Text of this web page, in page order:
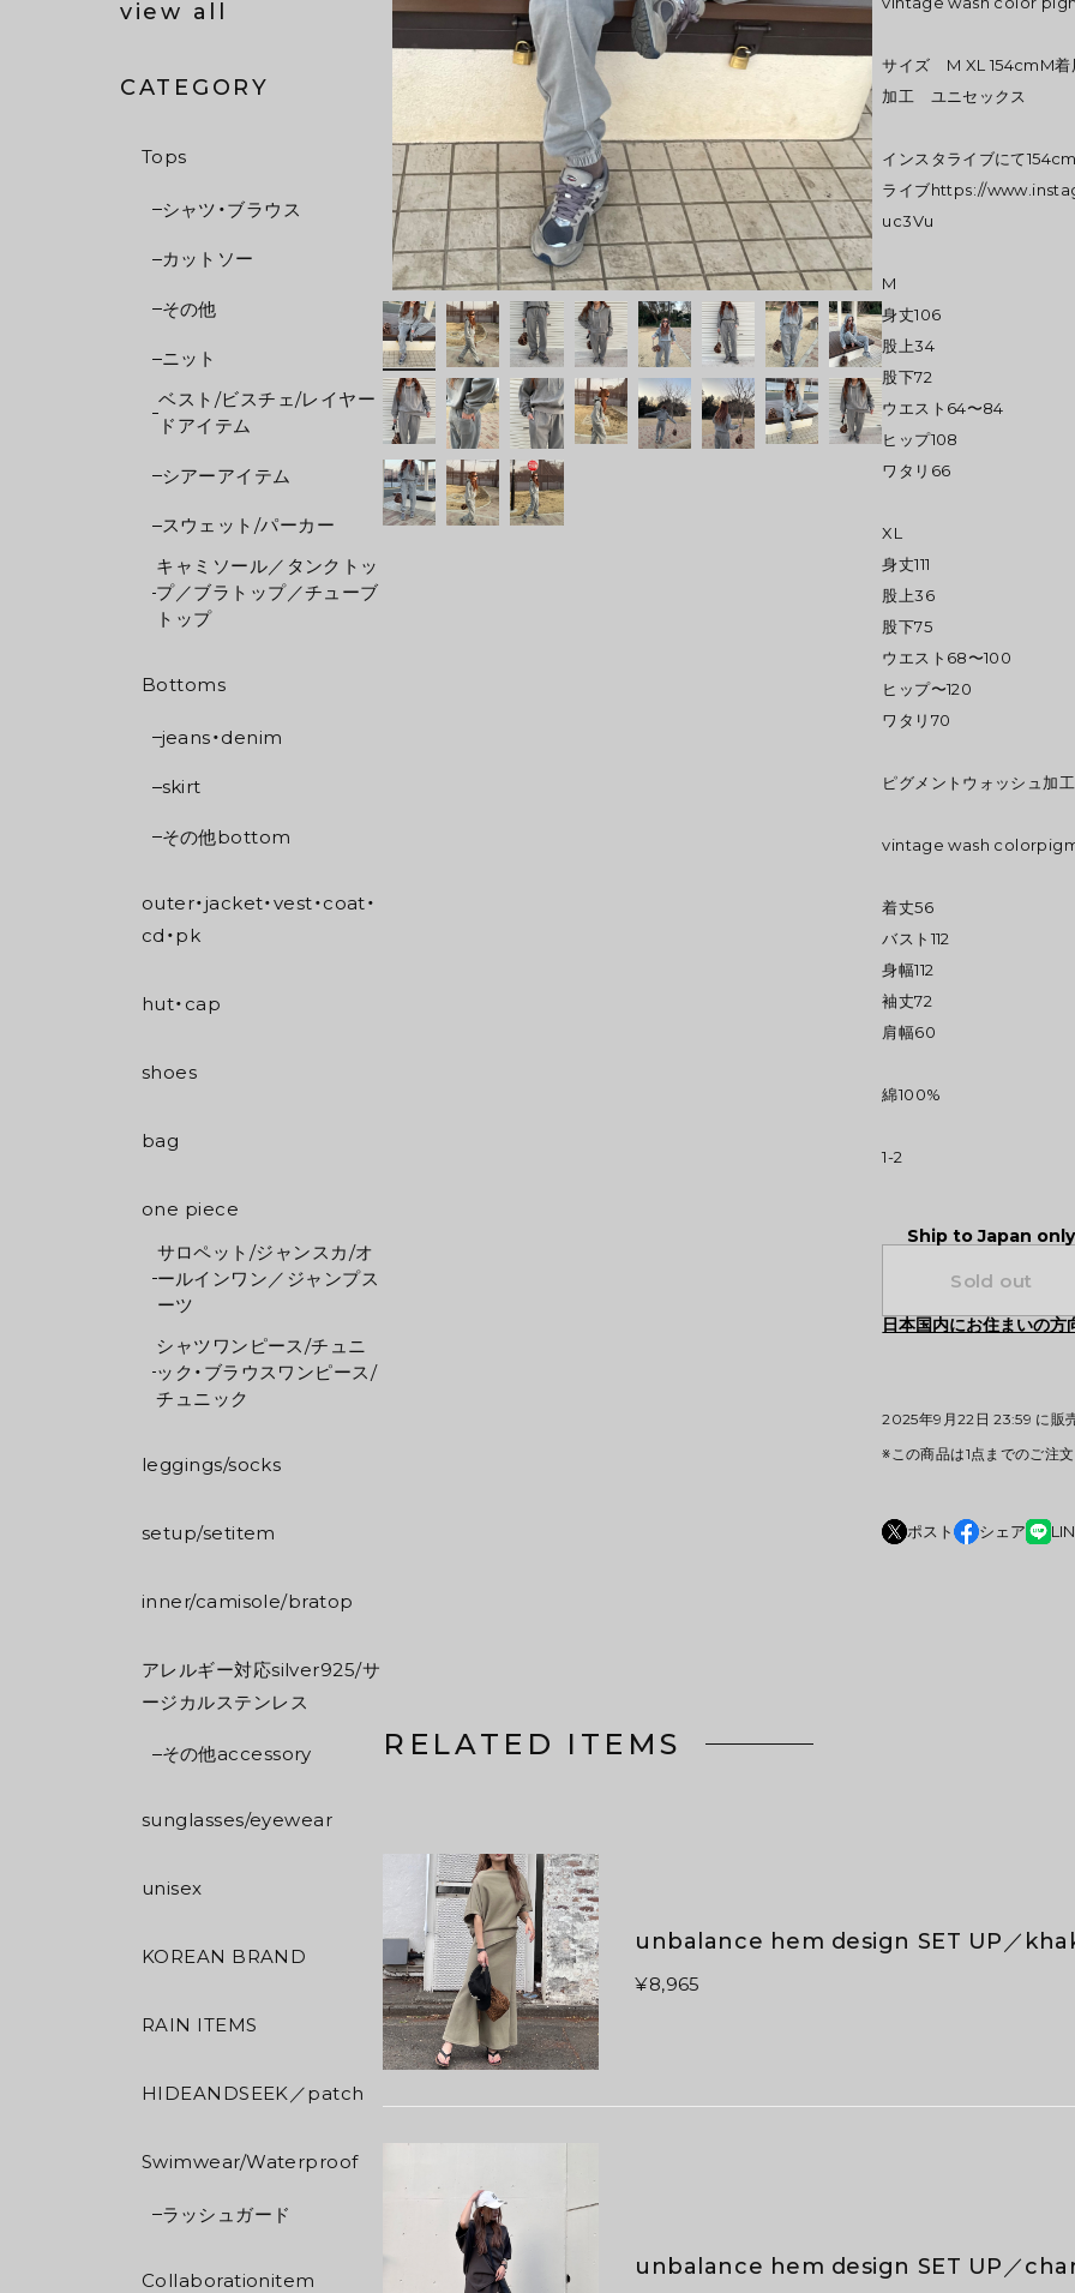
view all
CATEGORY
Tops
シャツ・ブラウス
カットソー
その他
ニット
ベスト/ビスチェ/レイヤー
ドアイテム
シアーアイテム
スウェット/パーカー
キャミソール／タンクトッ
プ／ブラトップ／チューブ
トップ
Bottoms
jeans・denim
skirt
その他bottom
outer・jacket・vest・coat・
cd・pk
hut・cap
shoes
bag
one piece
サロペット/ジャンスカ/オ
ールインワン／ジャンプス
ーツ
シャツワンピース/チュニ
ック・ブラウスワンピース/
チュニック
leggings/socks
setup/setitem
inner/camisole/bratop
アレルギー対応silver925/サ
ージカルステンレス
その他accessory
sunglasses/eyewear
unisex
KOREAN BRAND
RAIN ITEMS
HIDEANDSEEK／patch
Swimwear/Waterproof
ラッシュガード
Collaborationitem
サイズ M XL 154cmM
加工 ユニセックス
インスタライブにて
ライブhttps://
uc3Vu
M
身丈106
股上34
股下72
ウエスト64〜84
ヒップ108
ワタリ66
XL
身丈111
股上36
股下75
ウエスト68〜100
ヒップ〜120
ワタリ70
ピグメントウォッシュ加
vintage wash
着丈56
バスト112
身幅112
袖丈72
肩幅60
綿100%
1-2
Ship to Japan only
Sold out
日本国内にお住まいの方
2025年9月22日 23:59 に販
※この商品は1点までのご注
ポスト シェア
RELATED ITEMS
unbalance hem design SET UP／
¥8,965
unbalance hem design SET UP／